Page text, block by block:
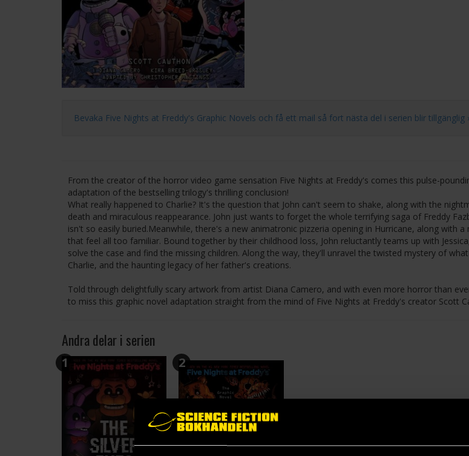
Bevaka Five Nights at Freddy's Graphic Novels och få ett mail så fort nästa del i serien blir tillgänglig
From the creator of the horror video game sensation Five Nights at Freddy's comes this pulse-
adaptation of the bestselling trilogy's thrilling conclusion!
What really happened to Charlie? It's the question that John can't seem to shake, along with the
death and miraculous reappearance. John just wants to forget the whole terrifying saga of Freddy
isn't so easily buried.Meanwhile, there's a new animatronic pizzeria opening in Hurricane, along with a
that feel all too familiar. Bound together by their childhood loss, John reluctantly teams up with
solve the case and find the missing children. Along the way, they'll unravel the twisted mystery of
Charlie, and the haunting legacy of her father's creations.
Told through delightfully scary artwork from artist Diana Camero, and with even more horror than
to miss this graphic novel adaptation straight from the mind of Five Nights at Freddy's creator Scott
Andra delar i serien
1 2